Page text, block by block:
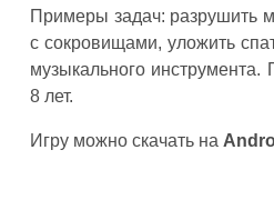
Примеры задач: разрушить
с сокровищами, уложить
музыкального инструмента.
8 лет.
Игру можно скачать на